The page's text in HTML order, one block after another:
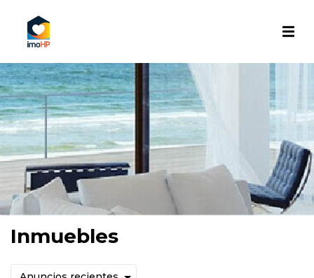
Inmuebles